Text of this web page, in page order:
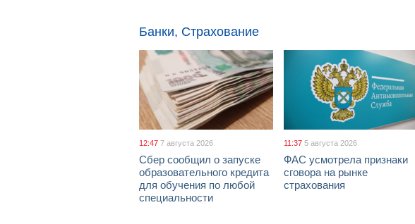
Банки, Страхование
12:47 7 августа 2026
Сбер сообщил о запуске
образовательного кредита
для обучения по любой
специальности
11:37 5 августа 2026
ФАС усмотрела признаки
сговора на рынке
страхования